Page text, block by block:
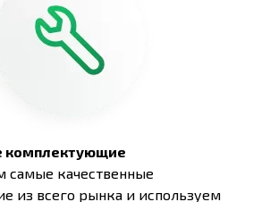
комплектующие
самые качественные
из всего рынка и используем